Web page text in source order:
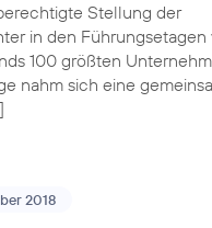
Stellung der
in den Führungsetagen
100 größten
nahm sich eine
2018